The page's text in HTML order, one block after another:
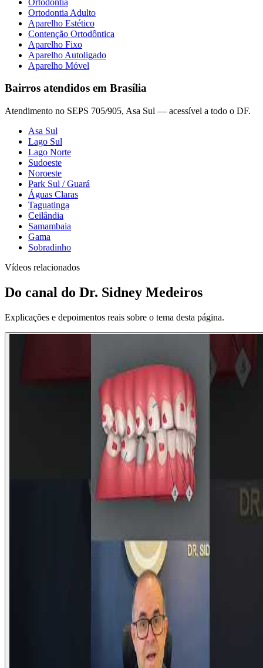
Ortodontia Adulto
Aparelho Estético
Contenção Ortodôntica
Aparelho Fixo
Aparelho Autoligado
Aparelho Móvel
Bairros atendidos em Brasília
Atendimento no SEPS 705/905, Asa Sul — acessível a todo o DF.
Asa Sul
Lago Sul
Lago Norte
Sudoeste
Noroeste
Park Sul / Guará
Águas Claras
Taguatinga
Ceilândia
Samambaia
Gama
Sobradinho
Vídeos relacionados
Do canal do Dr. Sidney Medeiros
Explicações e depoimentos reais sobre o tema desta página.